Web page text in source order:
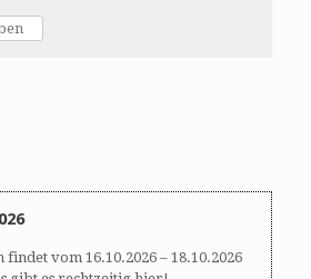
vom 16.10.2026 – 18.10.2026